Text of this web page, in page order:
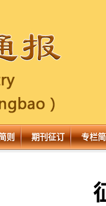
则 期刊征订 专栏